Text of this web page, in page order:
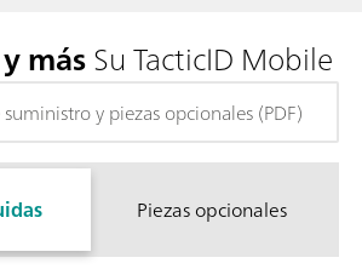
másSu TacticID Mobile
y piezas opcionales (PDF)
Piezas opcionales